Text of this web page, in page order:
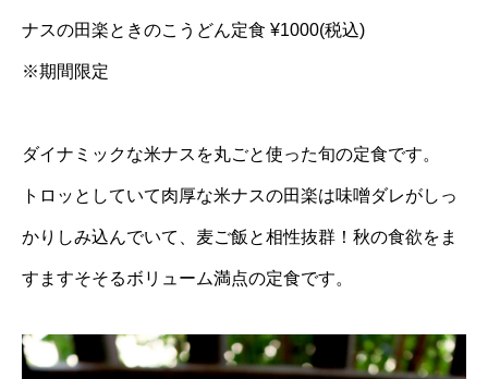
ナスの田楽ときのこうどん定食 ¥1000(税込)
※期間限定
ダイナミックな米ナスを丸ごと使った旬の定食です。
トロッとしていて肉厚な米ナスの田楽は味噌ダレがしっ
かりしみ込んでいて、麦ご飯と相性抜群！秋の食欲をま
すますそそるボリューム満点の定食です。